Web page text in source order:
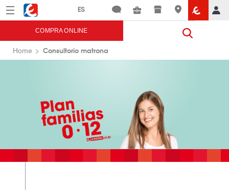
Menú Eroski
COMPRA ONLINE
Home Consultorio matrona